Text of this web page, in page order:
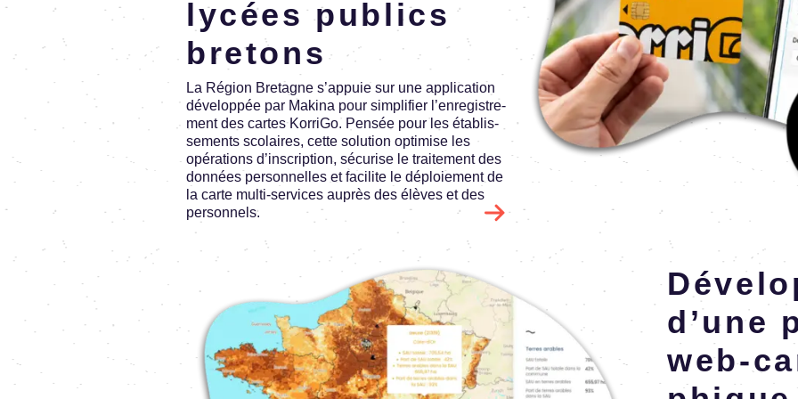
lycées publics
bretons
La Région Bretagne s’ap­puie sur une appli­ca­tion
déve­lop­pée par Makina pour simpli­fier l’en­re­gis­tre­
ment des cartes KorriGo. Pensée pour les établis­
se­ments scolaires, cette solu­tion opti­mise les
opéra­tions d’ins­crip­tion, sécu­rise le trai­te­ment des
données person­nelles et faci­lite le déploie­ment de
la carte multi-services auprès des élèves et des
person­nels.
d’une
web-
En savoir plus
Image